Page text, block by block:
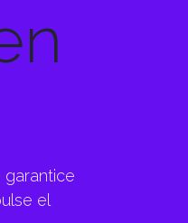
garantice
el